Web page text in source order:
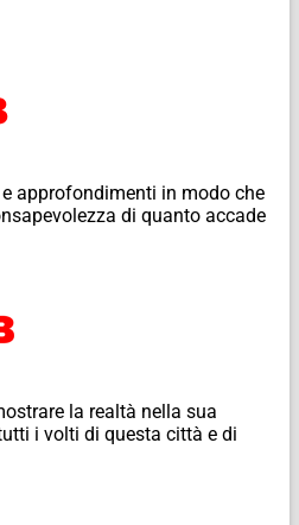
approfondimenti in modo che
di quanto accade
la realtà nella sua
i volti di questa città e di